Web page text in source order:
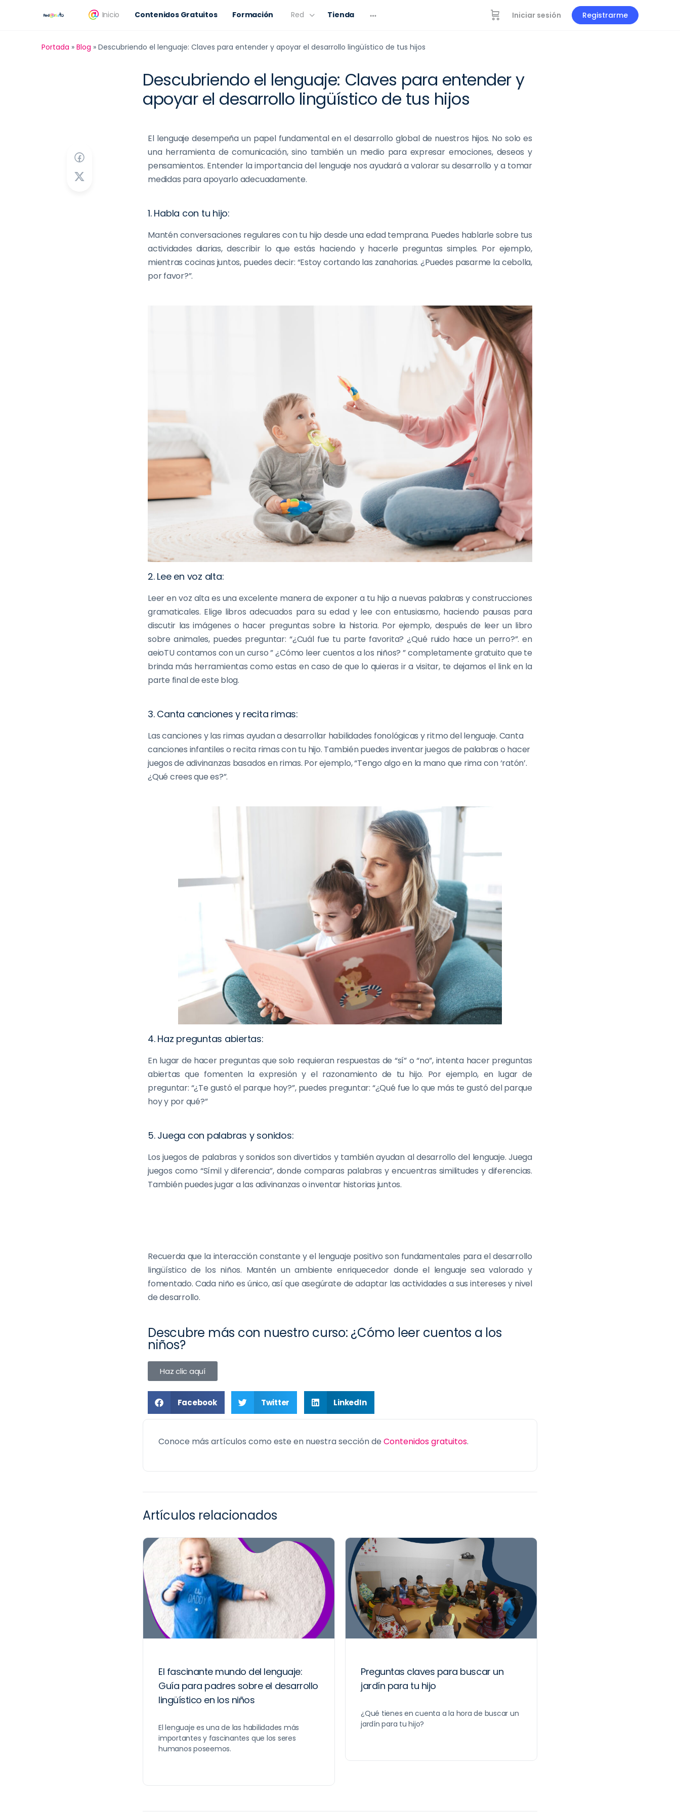
Inicio Contenidos Gratuitos Formación Red Tienda Iniciar sesión Registrarme
Portada » Blog » Descubriendo el lenguaje: Claves para entender y apoyar el desarrollo lingüístico de tus hijos
Descubriendo el lenguaje: Claves para entender y
apoyar el desarrollo lingüístico de tus hijos
El lenguaje desempeña un papel fundamental en el desarrollo global de nuestros hijos. No solo es
una herramienta de comunicación, sino también un medio para expresar emociones, deseos y
pensamientos. Entender la importancia del lenguaje nos ayudará a valorar su desarrollo y a tomar
medidas para apoyarlo adecuadamente.
1. Habla con tu hijo:
Mantén conversaciones regulares con tu hijo desde una edad temprana. Puedes hablarle sobre tus
actividades diarias, describir lo que estás haciendo y hacerle preguntas simples. Por ejemplo,
mientras cocinas juntos, puedes decir: “Estoy cortando las zanahorias. ¿Puedes pasarme la cebolla,
por favor?”.
2. Lee en voz alta:
Leer en voz alta es una excelente manera de exponer a tu hijo a nuevas palabras y construcciones
gramaticales. Elige libros adecuados para su edad y lee con entusiasmo, haciendo pausas para
discutir las imágenes o hacer preguntas sobre la historia. Por ejemplo, después de leer un libro
sobre animales, puedes preguntar: “¿Cuál fue tu parte favorita? ¿Qué ruido hace un perro?”. en
aeioTU contamos con un curso ” ¿Cómo leer cuentos a los niños? ” completamente gratuito que te
brinda más herramientas como estas en caso de que lo quieras ir a visitar, te dejamos el link en la
parte final de este blog.
3. Canta canciones y recita rimas:
Las canciones y las rimas ayudan a desarrollar habilidades fonológicas y ritmo del lenguaje. Canta
canciones infantiles o recita rimas con tu hijo. También puedes inventar juegos de palabras o hacer
juegos de adivinanzas basados en rimas. Por ejemplo, “Tengo algo en la mano que rima con ‘ratón’.
¿Qué crees que es?”.
4. Haz preguntas abiertas:
En lugar de hacer preguntas que solo requieran respuestas de “sí” o “no”, intenta hacer preguntas
abiertas que fomenten la expresión y el razonamiento de tu hijo. Por ejemplo, en lugar de
preguntar: “¿Te gustó el parque hoy?”, puedes preguntar: “¿Qué fue lo que más te gustó del parque
hoy y por qué?”
5. Juega con palabras y sonidos:
Los juegos de palabras y sonidos son divertidos y también ayudan al desarrollo del lenguaje. Juega
juegos como “Símil y diferencia”, donde comparas palabras y encuentras similitudes y diferencias.
También puedes jugar a las adivinanzas o inventar historias juntos.
Recuerda que la interacción constante y el lenguaje positivo son fundamentales para el desarrollo
lingüístico de los niños. Mantén un ambiente enriquecedor donde el lenguaje sea valorado y
fomentado. Cada niño es único, así que asegúrate de adaptar las actividades a sus intereses y nivel
de desarrollo.
Descubre más con nuestro curso: ¿Cómo leer cuentos a los
niños?
Haz clic aquí
Facebook Twitter LinkedIn
Conoce más artículos como este en nuestra sección de Contenidos gratuitos.
Artículos relacionados
El fascinante mundo del lenguaje:
Guía para padres sobre el desarrollo
lingüístico en los niños
El lenguaje es una de las habilidades más
importantes y fascinantes que los seres
humanos poseemos.
Preguntas claves para buscar un
jardín para tu hijo
¿Qué tienes en cuenta a la hora de buscar un
jardín para tu hijo?